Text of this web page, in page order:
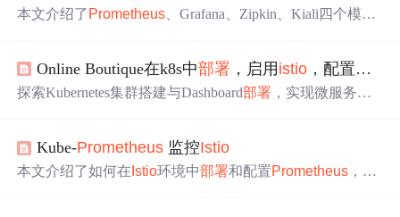
本文介绍了 Prometheus 、Grafana、Zipkin、Kiali四个模块
表盘等步骤，还介绍了Grafana的多种Istio仪表盘及Kiali的
服务图等功能。
Online Boutique在k8s中部署 ，启用 istio ，配置Kiali、Jaeger、
探索Kubernetes集群搭建与Dashboard部署 ，实现微服务应
路跟踪与性能优化，深入云原生技术实践。
Kube-Prometheus 监控Istio
本文介绍了如何在 Istio环境中部署和配置Prometheus ，实